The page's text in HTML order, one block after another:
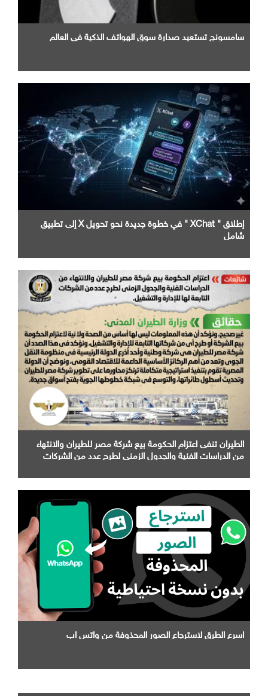
سامسونج تستعيد صدارة سوق الهواتف الذكية في العالم
إطلاق " XChat " في خطوة جديدة نحو تحويل X إلى تطبيق
شامل
الطيران تنفى اعتزام الحكومة بيع شركة مصر للطيران والانتهاء
من الدراسات الفنية والجدول الزمني لطرح عدد من الشركات
اسرع الطرق لاسترجاع الصور المحذوفة من واتس اب